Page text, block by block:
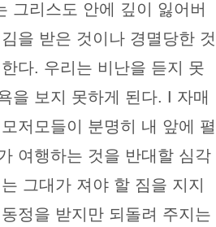
그리스도 안에 깊이 잃어버
을 받은 것이나 경멸당한 것
다. 우리는 비난을 듣지 못
을 보지 못하게 된다. I 자매
저모들이 분명히 내 앞에 펼
여행하는 것을 반대할 심각
그대가 져야 할 짐을 지지
정을 받지만 되돌려 주지는